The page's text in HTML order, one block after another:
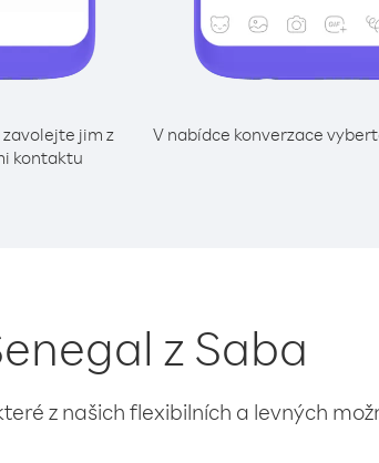
jim z
kontaktu
V nabídce konverzace
z Saba
z našich flexibilních a levných